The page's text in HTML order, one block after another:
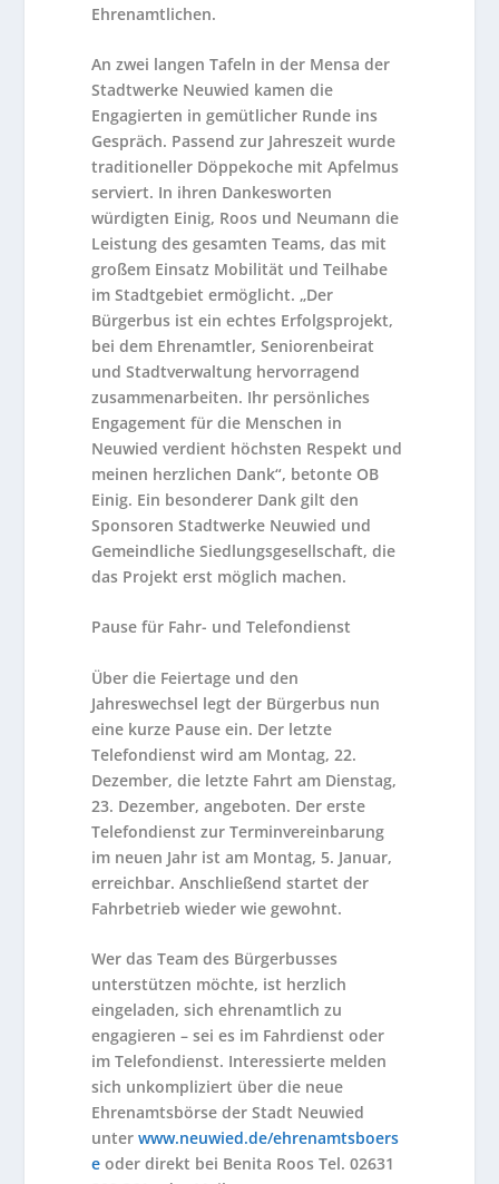
Ehrenamtlichen.
An zwei langen Tafeln in der Mensa der
Stadtwerke Neuwied kamen die
Engagierten in gemütlicher Runde ins
Gespräch. Passend zur Jahreszeit wurde
traditioneller Döppekoche mit Apfelmus
serviert. In ihren Dankesworten
würdigten Einig, Roos und Neumann die
Leistung des gesamten Teams, das mit
großem Einsatz Mobilität und Teilhabe
im Stadtgebiet ermöglicht. „Der
Bürgerbus ist ein echtes Erfolgsprojekt,
bei dem Ehrenamtler, Seniorenbeirat
und Stadtverwaltung hervorragend
zusammenarbeiten. Ihr persönliches
Engagement für die Menschen in
Neuwied verdient höchsten Respekt und
meinen herzlichen Dank“, betonte OB
Einig. Ein besonderer Dank gilt den
Sponsoren Stadtwerke Neuwied und
Gemeindliche Siedlungsgesellschaft, die
das Projekt erst möglich machen.
Pause für Fahr- und Telefondienst
Über die Feiertage und den
Jahreswechsel legt der Bürgerbus nun
eine kurze Pause ein. Der letzte
Telefondienst wird am Montag, 22.
Dezember, die letzte Fahrt am Dienstag,
23. Dezember, angeboten. Der erste
Telefondienst zur Terminvereinbarung
im neuen Jahr ist am Montag, 5. Januar,
erreichbar. Anschließend startet der
Fahrbetrieb wieder wie gewohnt.
Wer das Team des Bürgerbusses
unterstützen möchte, ist herzlich
eingeladen, sich ehrenamtlich zu
engagieren – sei es im Fahrdienst oder
im Telefondienst. Interessierte melden
sich unkompliziert über die neue
Ehrenamtsbörse der Stadt Neuwied
unterwww.neuwied.de/ehrenamtsboers
e oder direkt bei Benita Roos Tel. 02631